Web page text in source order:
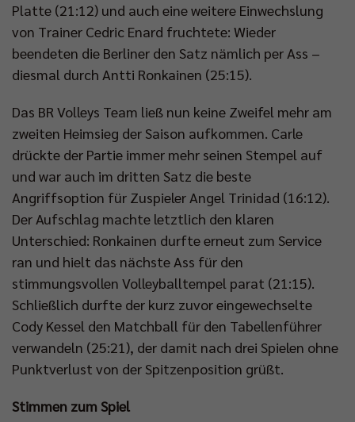
Platte (21:12) und auch eine weitere Einwechslung
von Trainer Cedric Enard fruchtete: Wieder
beendeten die Berliner den Satz nämlich per Ass –
diesmal durch Antti Ronkainen (25:15).
Das BR Volleys Team ließ nun keine Zweifel mehr am
zweiten Heimsieg der Saison aufkommen. Carle
drückte der Partie immer mehr seinen Stempel auf
und war auch im dritten Satz die beste
Angriffsoption für Zuspieler Angel Trinidad (16:12).
Der Aufschlag machte letztlich den klaren
Unterschied: Ronkainen durfte erneut zum Service
ran und hielt das nächste Ass für den
stimmungsvollen Volleyballtempel parat (21:15).
Schließlich durfte der kurz zuvor eingewechselte
Cody Kessel den Matchball für den Tabellenführer
verwandeln (25:21), der damit nach drei Spielen ohne
Punktverlust von der Spitzenposition grüßt.
Stimmen zum Spiel